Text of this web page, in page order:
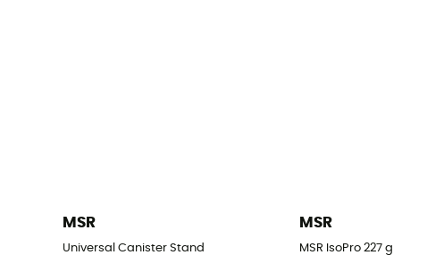
MSR
Universal Canister Stand
MSR
MSR IsoPro 227 g